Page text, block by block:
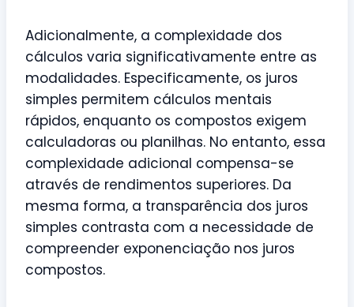
Adicionalmente, a complexidade dos
cálculos varia significativamente entre as
modalidades. Especificamente, os juros
simples permitem cálculos mentais
rápidos, enquanto os compostos exigem
calculadoras ou planilhas. No entanto, essa
complexidade adicional compensa-se
através de rendimentos superiores. Da
mesma forma, a transparência dos juros
simples contrasta com a necessidade de
compreender exponenciação nos juros
compostos.